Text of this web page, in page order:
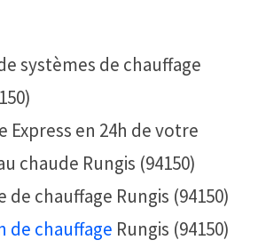
systèmes de chauffage
Express en 24h de votre
chaude Rungis (94150)
de chauffage Rungis (94150)
de chauffage Rungis (94150)